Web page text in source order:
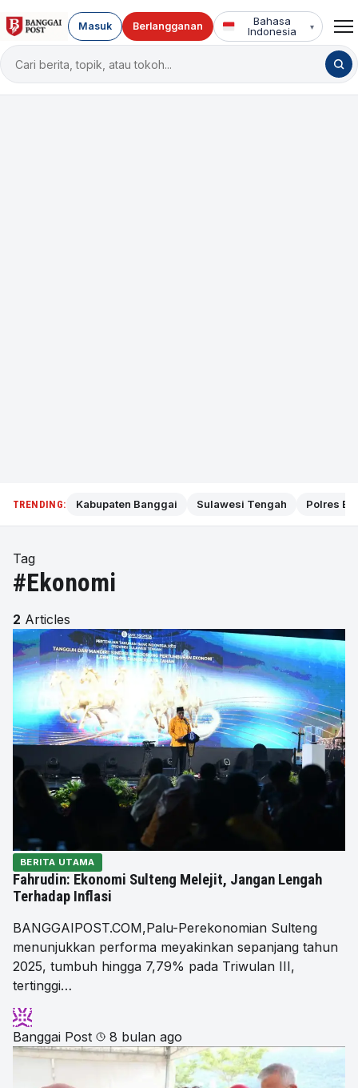
Cari
berita
Masuk Berlangganan
Bahasa
Indonesia
▾
TRENDING: Kabupaten Banggai Sulawesi Tengah Polres
Tag
#Ekonomi
2 Articles
BERITA UTAMA
Fahrudin: Ekonomi Sulteng Melejit, Jangan Lengah
Terhadap Inflasi
BANGGAIPOST.COM,Palu-Perekonomian Sulteng
menunjukkan performa meyakinkan sepanjang tahun
2025, tumbuh hingga 7,79% pada Triwulan III,
tertinggi…
Banggai Post 8 bulan ago